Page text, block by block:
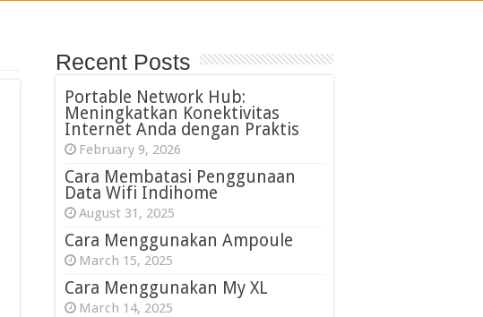
Recent Posts
Portable Network Hub:
Meningkatkan Konektivitas
Internet Anda dengan Praktis
February 9, 2026
Cara Membatasi Penggunaan
Data Wifi Indihome
August 31, 2025
Cara Menggunakan Ampoule
March 15, 2025
Cara Menggunakan My XL
March 14, 2025